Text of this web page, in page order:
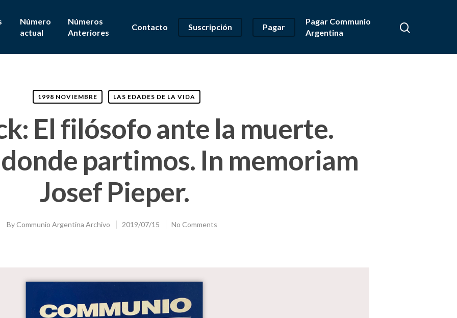
Número
actual
Números
Anteriores
Contacto Suscripción Pagar
Pagar Communio
Argentina
1998 NOVIEMBRE LAS EDADES DE LA VIDA
El filósofo ante la muerte.
partimos. In memoriam
Josef Pieper.
ByCommunio Argentina Archivo 2019/07/15 No Comments